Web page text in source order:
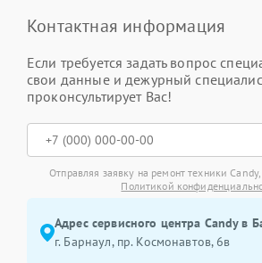
Контактная информация
Если требуется задать вопрос
свои данные и дежурный
проконсультирует Вас!
Отправляя заявку на ремонт техники
Политикой
Адрес сервисного центра Candy в
г. Барнаул, ​пр. Космонавтов, 6в